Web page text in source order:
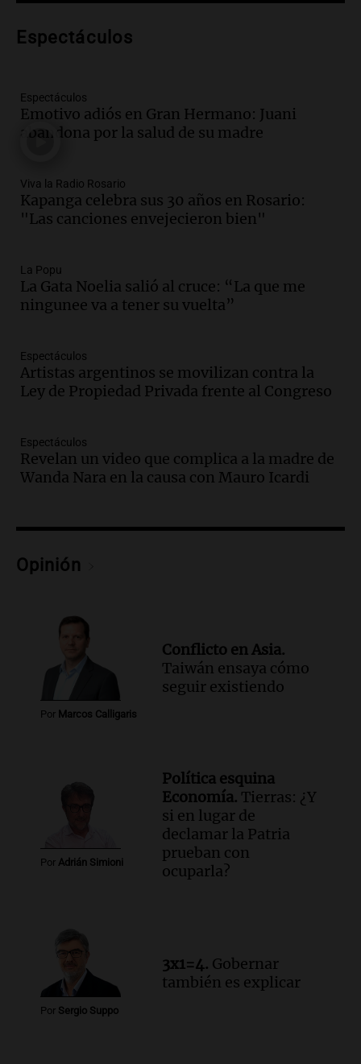
Episodios
sea, va a ser lindo”
La Cadena del Gol
Episodios
en ludopatía: “Tener el casino en la
mano es muy peligroso”
La Argentina, hoy
ciudad de Córdoba para interiorizarse
sobre los parques educativos
Amamos Argentina
Audio.
traerá más lluvias y eventos extremos
durante la primavera
Audio.
Córdoba sigue trabajando para
restablecer el servicio de electricidad
tras fuertes vientos
los empresarios del país cree que la
Episodios
Audio.
Carolina Losada: "Faltó que el
oficialismo la explique mejor" sobre la
ley de propiedad privada
Informados al regreso
Episodios
Viva la Radio Rosario
Episodios
Manifestación en Rosario contra
la ley de Propiedad Privada debatida en
el Senado.
Audio.
por la Ley de Tierras: "Construyeron un
relato mentiroso"
Informados al regreso
Episodios
Espectáculos
Espectáculos
Emotivo adiós en Gran Hermano: Juani
abandona por la salud de su madre
Viva la Radio Rosario
Kapanga celebra sus 30 años en Rosario:
"Las canciones envejecieron bien"
La Popu
La Gata Noelia salió al cruce: “La que me
ningunee va a tener su vuelta”
Espectáculos
Artistas argentinos se movilizan contra la
Ley de Propiedad Privada frente al Congreso
Espectáculos
Revelan un video que complica a la madre de
Wanda Nara en la causa con Mauro Icardi
Opinión
Por Marcos Calligaris
Conflicto en Asia.
Taiwán ensaya cómo
seguir existiendo
Por Adrián Simioni
Política esquina
Economía. Tierras: ¿Y
si en lugar de
declamar la Patria
prueban con
ocuparla?
Por Sergio Suppo
3x1=4. Gobernar
también es explicar